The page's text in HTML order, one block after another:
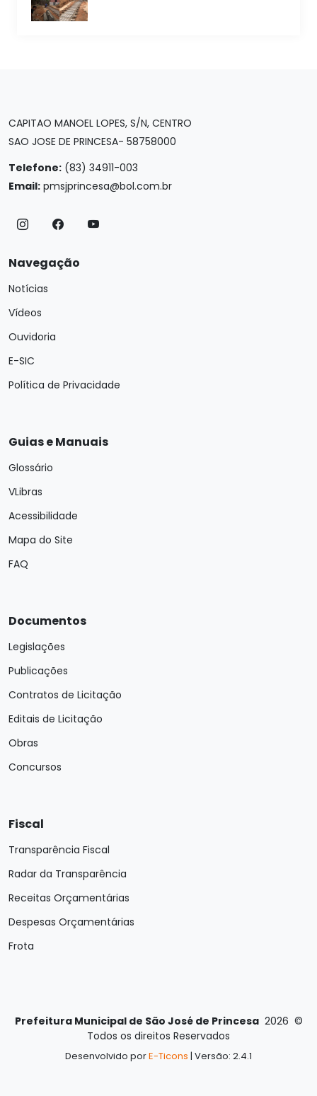
CAPITAO MANOEL LOPES, S/N, CENTRO
SAO JOSE DE PRINCESA- 58758000
Telefone: (83) 34911-003
Email: pmsjprincesa@bol.com.br
Navegação
Notícias
Vídeos
Ouvidoria
E-SIC
Política de Privacidade
Guias e Manuais
Glossário
VLibras
Acessibilidade
Mapa do Site
FAQ
Documentos
Legislações
Publicações
Contratos de Licitação
Editais de Licitação
Obras
Concursos
Fiscal
Transparência Fiscal
Radar da Transparência
Receitas Orçamentárias
Despesas Orçamentárias
Frota
Prefeitura Municipal de São José de Princesa 2026 ©
Todos os direitos Reservados
Desenvolvido porE-Ticons | Versão: 2.4.1